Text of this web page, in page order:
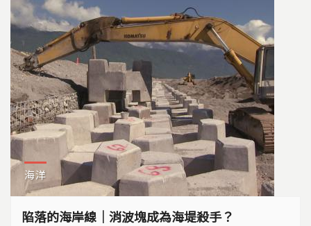
海洋
陷落的海岸線｜消波塊成為海堤殺手？